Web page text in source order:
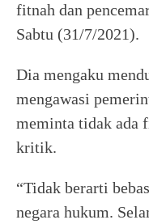
fitnah dan
Sabtu (31/7/2021).
Dia mengaku
mengawasi
meminta tidak ada
kritik.
“Tidak berarti
negara hukum.